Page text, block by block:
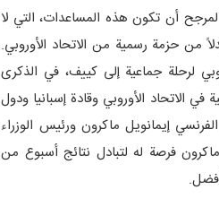
أن تكون هذه المساعدات، التي لا
حزمة رسمية من الاتحاد الأوروبي.
لرحلة جماعية إلى كييف، في الذكرى
في الاتحاد الأوروبي وقادة إسبانيا ودول
إيمانويل ماكرون ورئيس الوزراء
فرصة له لتبادل نتائج أسبوع من